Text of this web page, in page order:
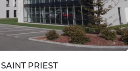
PRIEST